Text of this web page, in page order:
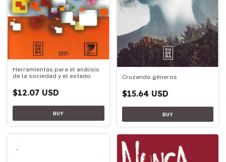
Herramientas para el análisis
de la sociedad y el estado
$12.07 USD
Cruzando géneros
$15.64 USD